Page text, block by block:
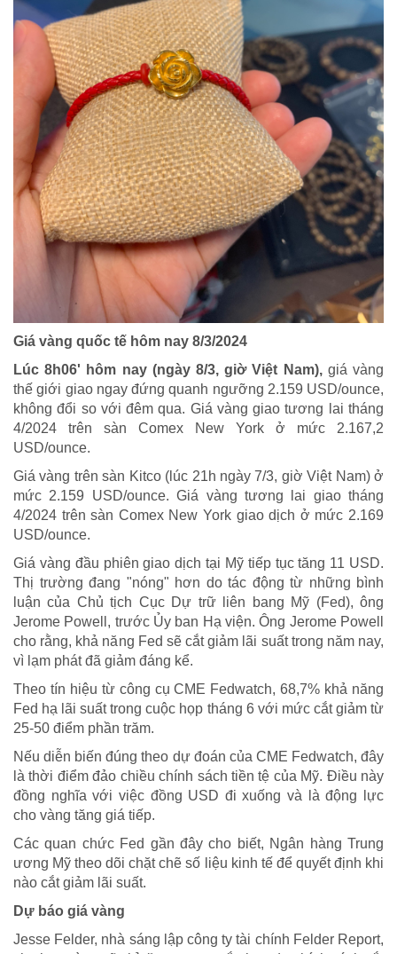
Giá vàng quốc tế hôm nay 8/3/2024
Lúc 8h06' hôm nay (ngày 8/3, giờ Việt Nam), giá vàng
thế giới giao ngay đứng quanh ngưỡng 2.159 USD/ounce,
không đổi so với đêm qua. Giá vàng giao tương lai tháng
4/2024 trên sàn Comex New York ở mức 2.167,2
USD/ounce.
Giá vàng trên sàn Kitco (lúc 21h ngày 7/3, giờ Việt Nam) ở
mức 2.159 USD/ounce. Giá vàng tương lai giao tháng
4/2024 trên sàn Comex New York giao dịch ở mức 2.169
USD/ounce.
Giá vàng đầu phiên giao dịch tại Mỹ tiếp tục tăng 11 USD.
Thị trường đang "nóng" hơn do tác động từ những bình
luận của Chủ tịch Cục Dự trữ liên bang Mỹ (Fed), ông
Jerome Powell, trước Ủy ban Hạ viện. Ông Jerome Powell
cho rằng, khả năng Fed sẽ cắt giảm lãi suất trong năm nay,
vì lạm phát đã giảm đáng kể.
Theo tín hiệu từ công cụ CME Fedwatch, 68,7% khả năng
Fed hạ lãi suất trong cuộc họp tháng 6 với mức cắt giảm từ
25-50 điểm phần trăm.
Nếu diễn biến đúng theo dự đoán của CME Fedwatch, đây
là thời điểm đảo chiều chính sách tiền tệ của Mỹ. Điều này
đồng nghĩa với việc đồng USD đi xuống và là động lực
cho vàng tăng giá tiếp.
Các quan chức Fed gần đây cho biết, Ngân hàng Trung
ương Mỹ theo dõi chặt chẽ số liệu kinh tế để quyết định khi
nào cắt giảm lãi suất.
Dự báo giá vàng
Jesse Felder, nhà sáng lập công ty tài chính Felder Report,